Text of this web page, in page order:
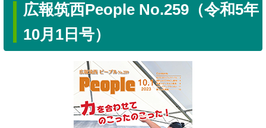
広報筑西People No.259（令和5年
10月1日号）